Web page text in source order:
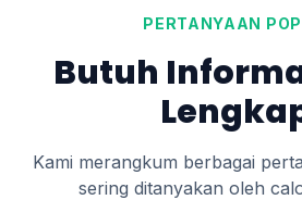
PERTANYAAN
Butuh
Kami merangkum berbagai
sering ditanyakan oleh